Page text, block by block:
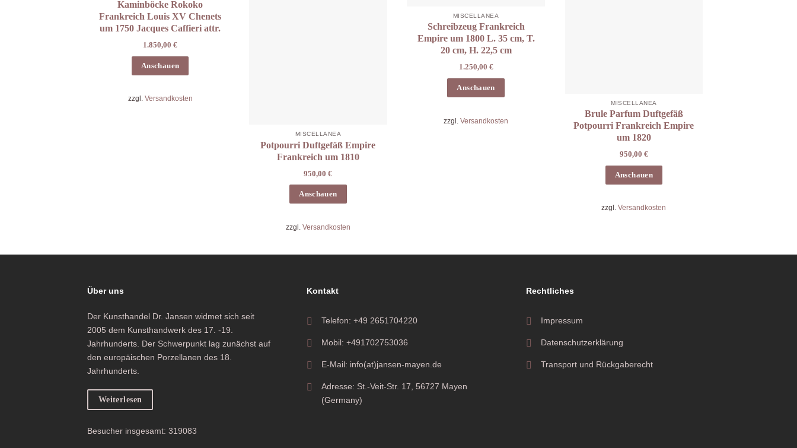
Kaminböcke Rokoko
Frankreich Louis XV Chenets
um 1750 Jacques Caffieri attr.
1.850,00€
Anschauen
zzgl. Versandkosten
MISCELLANEA
Potpourri Duftgefäß Empire
Frankreich um 1810
950,00€
Anschauen
zzgl. Versandkosten
MISCELLANEA
Schreibzeug Frankreich
Empire um 1800 L. 35 cm, T.
20 cm, H. 22,5 cm
1.250,00 €
Anschauen
zzgl.Versandkosten
MISCELLANEA
Brule Parfum Duftgefäß
Potpourri Frankreich Empire
um 1820
950,00 €
Anschauen
zzgl.Versandkosten
Über uns
Der Kunsthandel Dr. Jansen widmet sich seit
2005 dem Kunsthandwerk des 17. -19.
Jahrhunderts. Der Schwerpunkt lag zunächst auf
den europäischen Porzellanen des 18.
Jahrhunderts.
Weiterlesen
Besucher insgesamt: 319083
Kontakt
Telefon: +49 2651704220
Mobil: +491702753036
E-Mail: info(at)jansen-mayen.de
Adresse: St.-Veit-Str. 17, 56727 Mayen
(Germany)
Rechtliches
Impressum
Datenschutzerklärung
Transport und Rückgaberecht